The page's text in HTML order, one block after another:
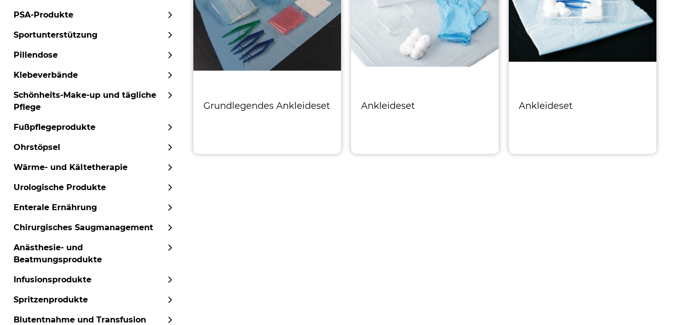
PSA-Produkte
Sportunterstützung
Pillendose
Klebeverbände
Schönheits-Make-up und tägliche
Pflege
Fußpflegeprodukte
Ohrstöpsel
Wärme- und Kältetherapie
Urologische Produkte
Enterale Ernährung
Chirurgisches Saugmanagement
Anästhesie- und
Beatmungsprodukte
Infusionsprodukte
Spritzenprodukte
Blutentnahme und Transfusion
Grundlegendes Ankleideset Ankleideset Ankleideset